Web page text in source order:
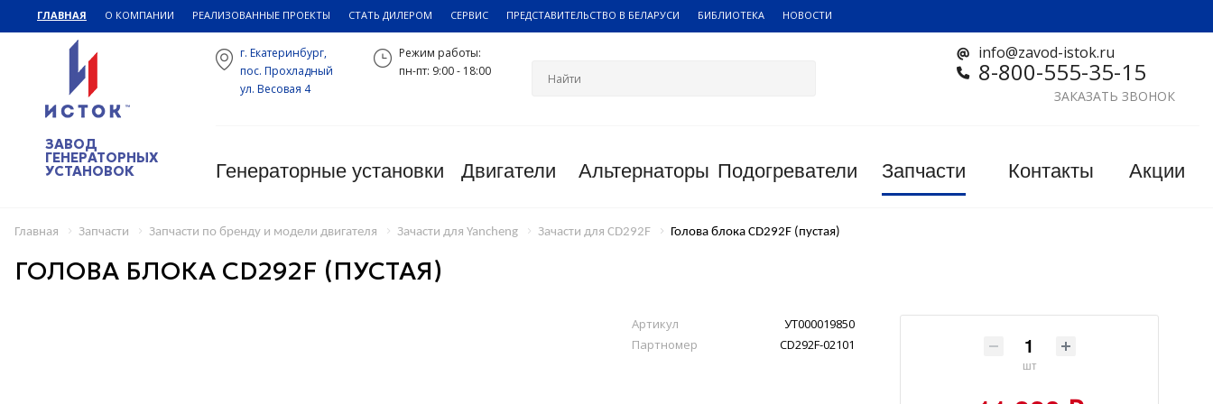
ГЛАВНАЯ О КОМПАНИИ РЕАЛИЗОВАННЫЕ ПРОЕКТЫ СТАТЬ ДИЛЕРОМ СЕРВИС ПРЕДСТАВИТЕЛЬСТВО В БЕЛАРУСИ БИБЛИОТЕКА НОВОСТИ
ЗАВОД
ГЕНЕРАТОРНЫХ
УСТАНОВОК
info@zavod-istok.ru
8-800-555-35-15
ЗАКАЗАТЬ ЗВОНОК
г. Екатеринбург,
пос. Прохладный
ул. Весовая 4
Режим работы:
пн-пт: 9:00 - 18:00
Генераторные установки Двигатели Альтернаторы Подогреватели Запчасти Контакты Акции
Главная Запчасти Запчасти по бренду и модели двигателя Зачасти для Yancheng Зачасти для CD292F Голова блока CD292F (пустая)
ГОЛОВА БЛОКА CD292F (ПУСТАЯ)
Артикул
УТ000019850
Партномер
CD292F-02101
шт